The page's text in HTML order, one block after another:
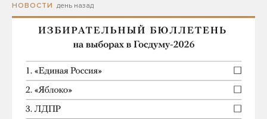
НОВОСТИ день назад